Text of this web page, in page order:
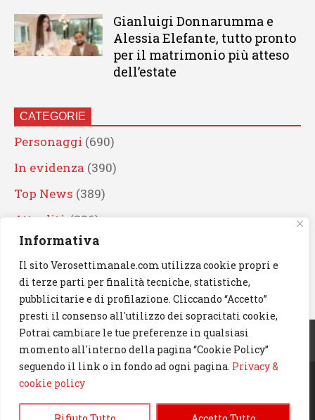
Informativa
Il sito Verosettimanale.com utilizza cookie propri e
di terze parti per finalità tecniche, statistiche,
pubblicitarie e di profilazione. Cliccando “Accetto”
presti il consenso all'utilizzo dei sopracitati cookie,
Potrai cambiare le tue preferenze in qualsiasi
momento all'interno della pagina “Cookie Policy”
seguendo il link o in fondo ad ogni pagina. Privacy &
cookie policy
Gianluigi Donnarumma e
Alessia Elefante, tutto pronto
per il matrimonio più atteso
dell’estate
CATEGORIE
Personaggi (690)
In evidenza (390)
Top News (389)
Attualità (336)
Eventi(330)
Artisti (241)
News(239)
Cerca
© 2023 Verosettimanale.com. All rights reserved.